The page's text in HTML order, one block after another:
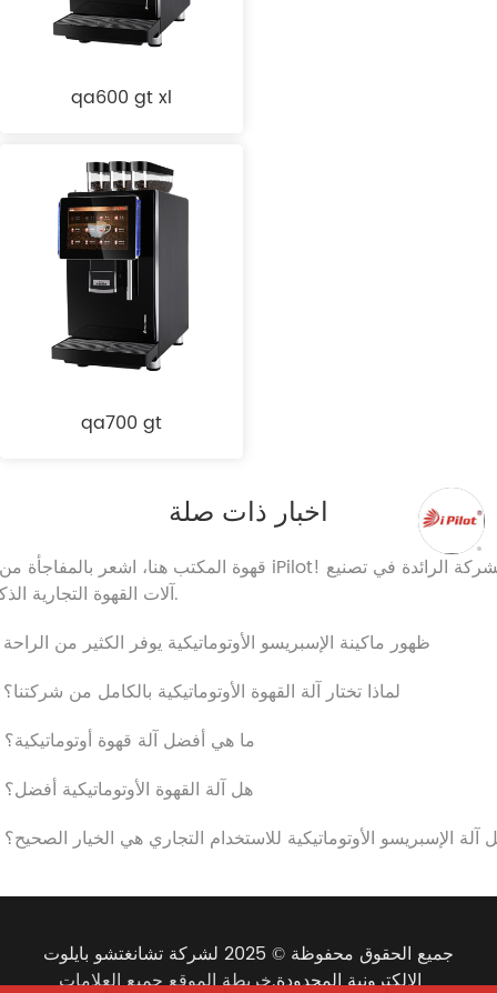
qa600 gt xl
qa700 gt
اخبار ذات صلة
آلات القهوة التجارية الذكية.
2. ظهور ماكينة الإسبريسو الأوتوماتيكية يوفر الكثير من الراحة
3. لماذا تختار آلة القهوة الأوتوماتيكية بالكامل من شركتنا؟
4. ما هي أفضل آلة قهوة أوتوماتيكية؟
5. هل آلة القهوة الأوتوماتيكية أفضل؟
هل آلة الإسبريسو الأوتوماتيكية للاستخدام التجاري هي الخيار الصحيح؟
جميع الحقوق محفوظة © 2025 لشركة تشانغتشو بايلوت
الإلكترونية المحدودة.خريطة الموقعجميع العلامات